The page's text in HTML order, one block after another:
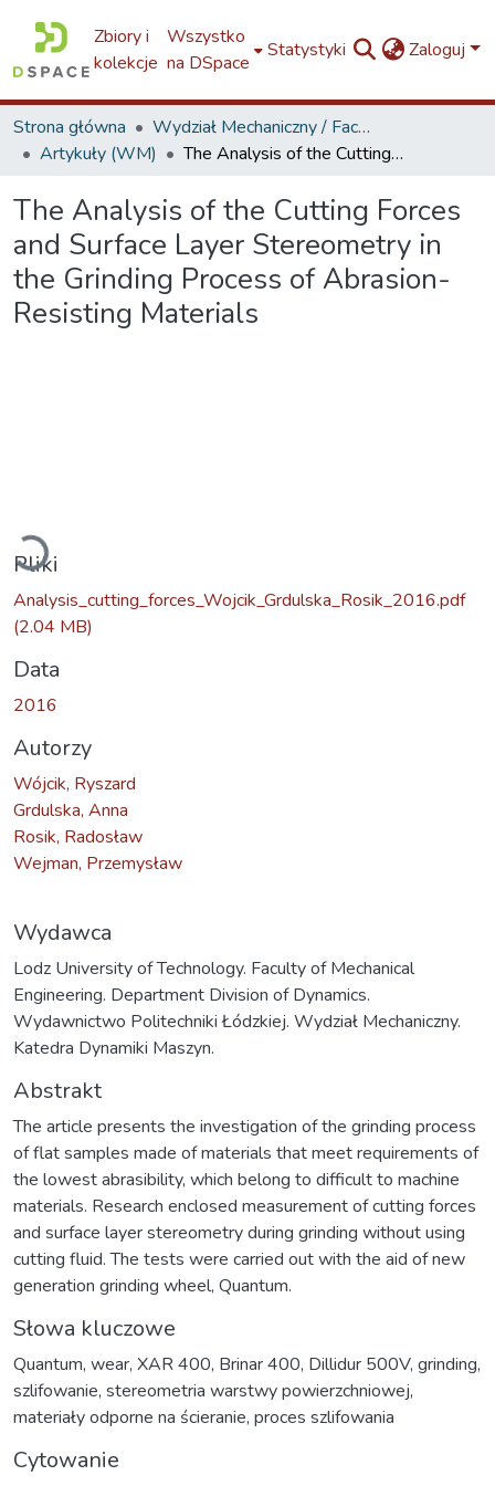
Zbiory i
kolekcje
Wszystko
na DSpace
Statystyki Zaloguj
Strona główna
Wydział Mechaniczny / Faculty of Mechanical Engineering / W1
Artykuły (WM)
The Analysis of the Cutting Forces and Surface Layer Stereometry in the Grinding Process of Abrasion-Resisting Materials
The Analysis of the Cutting Forces
and Surface Layer Stereometry in
the Grinding Process of Abrasion-
Resisting Materials
Ładowanie...
Pliki
Analysis_cutting_forces_Wojcik_Grdulska_Rosik_2016.pdf
(2.04 MB)
Data
2016
Autorzy
Wójcik, Ryszard
Grdulska, Anna
Rosik, Radosław
Wejman, Przemysław
Wydawca
Lodz University of Technology. Faculty of Mechanical
Engineering. Department Division of Dynamics.
Wydawnictwo Politechniki Łódzkiej. Wydział Mechaniczny.
Katedra Dynamiki Maszyn.
Abstrakt
The article presents the investigation of the grinding process
of flat samples made of materials that meet requirements of
the lowest abrasibility, which belong to difficult to machine
materials. Research enclosed measurement of cutting forces
and surface layer stereometry during grinding without using
cutting fluid. The tests were carried out with the aid of new
generation grinding wheel, Quantum.
Słowa kluczowe
Quantum, wear, XAR 400, Brinar 400, Dillidur 500V, grinding,
szlifowanie, stereometria warstwy powierzchniowej,
materiały odporne na ścieranie, proces szlifowania
Cytowanie